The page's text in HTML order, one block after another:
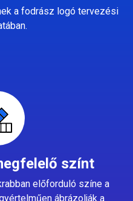
a fodrász logó tervezési
színt
előforduló színe a
ábrázolják a